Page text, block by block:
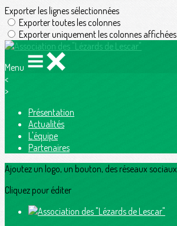
Exporter les lignes sélectionnées
Exporter toutes les colonnes
Exporter uniquement les colonnes affichées
Menu
<
>
Présentation
Actualités
L'équipe
Partenaires
Ajoutez un logo, un bouton, des réseaux sociaux
Cliquez pour éditer